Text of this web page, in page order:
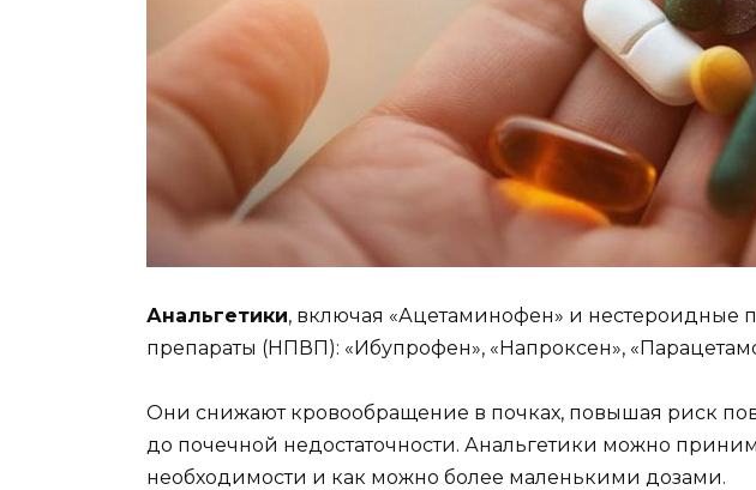
Анальгетики, включая «Ацетаминофен» и нестероидные
препараты (НПВП): «Ибупрофен», «Напроксен»,
Они снижают кровообращение в почках, повышая риск
до почечной недостаточности. Анальгетики можно
необходимости и как можно более маленькими дозами.